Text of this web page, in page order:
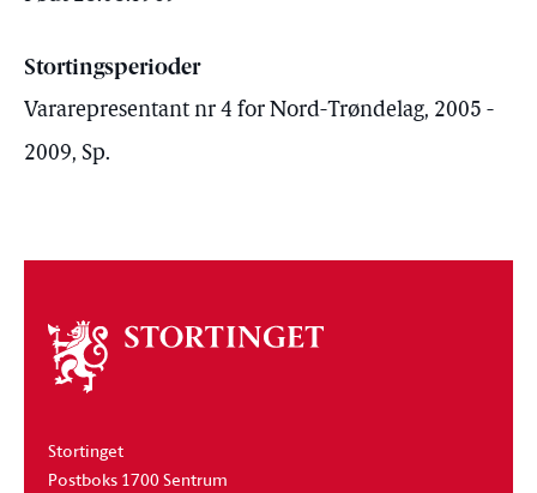
Stortingsperioder
Vararepresentant nr 4 for Nord-Trøndelag, 2005 -
2009, Sp.
Om
stortinget
Stortinget
Postboks 1700 Sentrum